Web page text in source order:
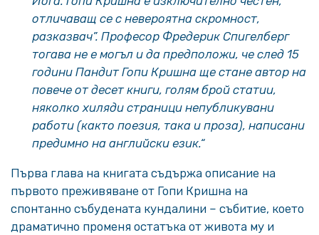
отличаващ се с невероятна скромност,
разказвач”. Професор Фредерик Спигелберг
тогава не е могъл и да предположи, че след 15
години Пандит Гопи Кришна ще стане автор на
повече от десет книги, голям брой статии,
няколко хиляди страници непубликувани
работи (както поезия, така и проза), написани
предимно на английски език.“
Първа глава на книгата съдържа описание на
първото преживяване от Гопи Кришна на
спонтанно събудената кундалини – събитие, което
драматично променя остатъка от живота му и